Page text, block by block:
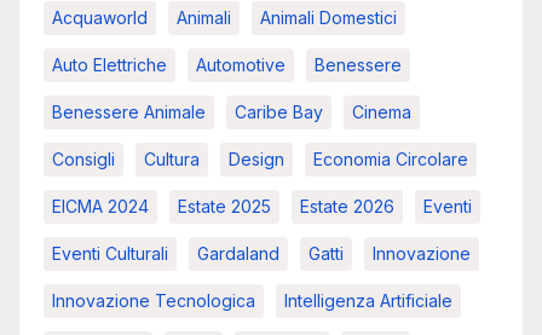
Acquaworld Animali Animali Domestici
Auto Elettriche Automotive Benessere
Benessere Animale Caribe Bay Cinema
Consigli Cultura Design Economia Circolare
EICMA 2024 Estate 2025 Estate 2026 Eventi
Eventi Culturali Gardaland Gatti Innovazione
Innovazione Tecnologica Intelligenza Artificiale